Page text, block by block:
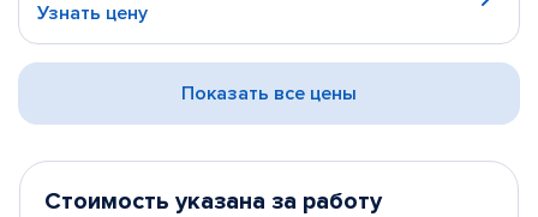
Узнать цену
Показать все цены
Стоимость указана за работу